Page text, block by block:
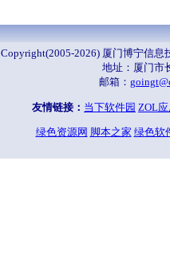
Copyright(2005-2026) 厦门博宁信
地址：厦门
邮箱：
友情链接： 当下软件园 ZOL
绿色资源网 脚本之家 绿色软